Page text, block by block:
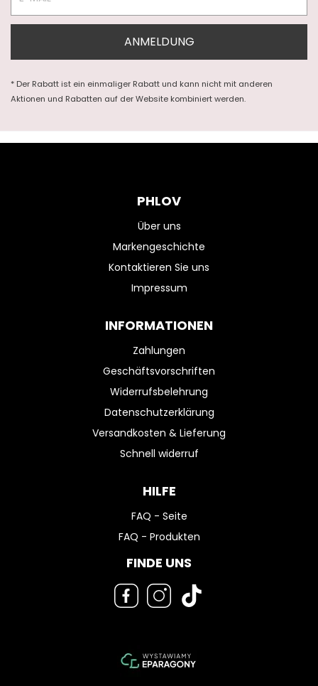
* Der Rabatt ist ein einmaliger Rabatt und kann nicht mit anderen
Aktionen und Rabatten auf der Website kombiniert werden.
PHLOV
Über uns
Markengeschichte
Kontaktieren Sie uns
Impressum
INFORMATIONEN
Zahlungen
Geschäftsvorschriften
Widerrufsbelehrung
Datenschutzerklärung
Versandkosten & Lieferung
Schnell widerruf
HILFE
FAQ - Seite
FAQ - Produkten
FINDE UNS